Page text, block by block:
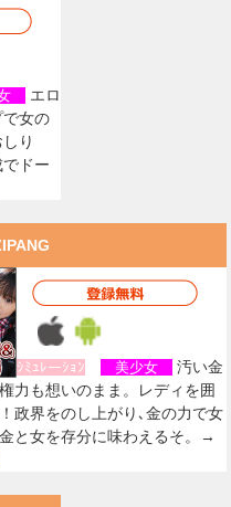
エロ
で女の
り
ドー
ｼﾐｭﾚーｼｮﾝ 美少女
汚い金
力も想いのまま。レディを囲
政界をのし上がり､金の力で女
と女を存分に味わえるそ。→